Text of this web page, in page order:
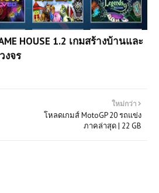
HOUSE 1.2 เกมสร้างบ้านและ
งจร
ใหม่กว่า
โหลดเกมส์ MotoGP 20 รถแข่ง
ภาคล่าสุด | 22 GB